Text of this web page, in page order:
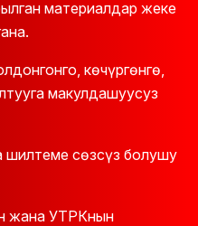
5-я серия
Ролик
материалдар жеке
көчүргөнгө,
макулдашуусуз
шилтеме сөзсүз болушу
жана УТРКнын